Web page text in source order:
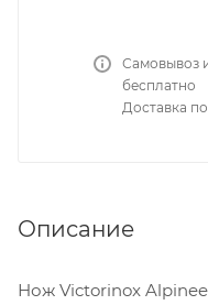
Самовывоз
бесплатно
Доставка
Описание
Нож Victorinox